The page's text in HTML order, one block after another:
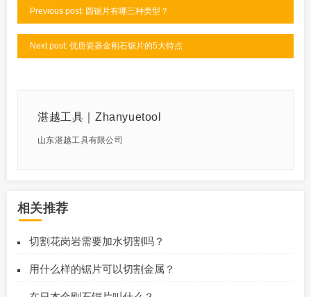
Previous post: 圆锯片有哪三种类型？
Next post: 优质瓷器金刚石锯片的5大特点
湛越工具｜Zhanyuetool
山东湛越工具有限公司
相关推荐
切割花岗岩需要加水切割吗？
用什么样的锯片可以切割金属？